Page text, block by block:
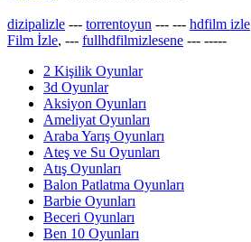
dizipalizle --- torrentoyun --- --- hdfilm izle
Film İzle, --- fullhdfilmizlesene --- -----
2 Kişilik Oyunlar
3d Oyunlar
Aksiyon Oyunları
Ameliyat Oyunları
Araba Yarış Oyunları
Ateş ve Su Oyunları
Atış Oyunları
Balon Patlatma Oyunları
Barbie Oyunları
Beceri Oyunları
Ben 10 Oyunları